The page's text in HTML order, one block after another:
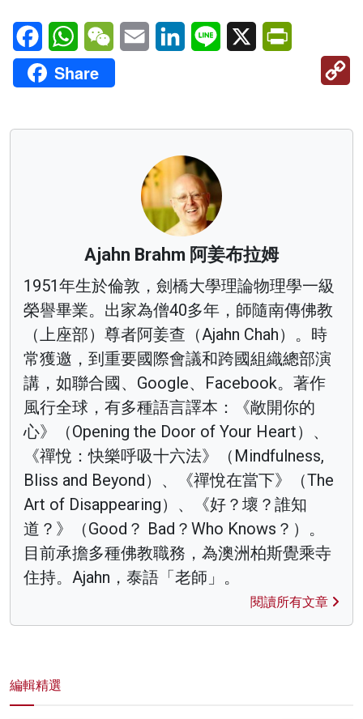
FacebookWhatsAppWeChatEmail LinkedInLine X
Share
Ajahn Brahm 阿姜布拉姆
1951年生於倫敦，劍橋大學理論物理學一級
榮譽畢業。出家為僧40多年，師隨南傳佛教
（上座部）尊者阿姜查（Ajahn Chah）。時
常獲邀，到重要國際會議和跨國組織總部演
講，如聯合國、Google、Facebook。著作
風行全球，有多種語言譯本：《敞開你的
心》（Opening the Door of Your Heart）、
《禪悅：快樂呼吸十六法》（Mindfulness,
Bliss and Beyond）、《禪悅在當下》（The
Art of Disappearing）、《好？壞？誰知
道？》（Good？ Bad？Who Knows？）。
目前承擔多種佛教職務，為澳洲柏斯覺乘寺
住持。Ajahn，泰語「老師」。
閱讀所有文章
編輯精選